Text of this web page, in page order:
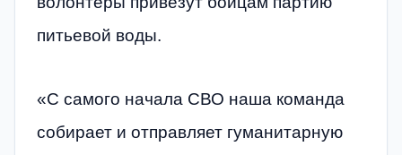
питьевой воды.
«С самого начала СВО наша команда
собирает и отправляет гуманитарную